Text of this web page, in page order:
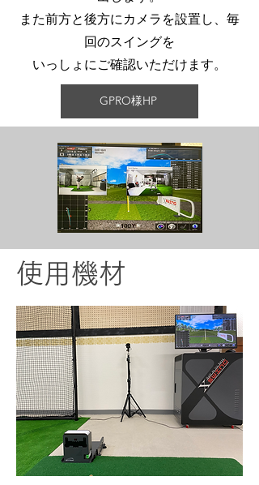
また前方と後方にカメラを設置し、毎
回のスイングを
​いっしょにご確認いただけます。
GPRO様HP
使用機材